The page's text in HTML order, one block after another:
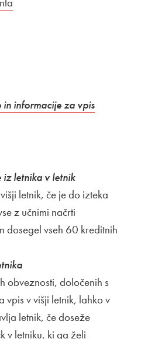
informacije za vpis
letnika v letnik
letnik, če je do izteka
z učnimi načrti
dosegel vseh 60 kreditnih
obveznosti, določenih s
vpis v višji letnik, lahko v
letnik, če doseže
v letniku, ki ga želi